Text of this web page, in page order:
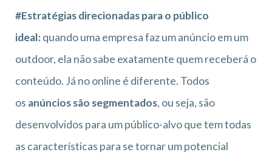
#Estratégias direcionadas para o público
ideal:quando uma empresa faz um anúncio em um
outdoor, ela não sabe exatamente quem receberá o
conteúdo. Já no online é diferente. Todos
os anúncios são segmentados, ou seja, são
desenvolvidos para um público-alvo que tem todas
as características para se tornar um potencial